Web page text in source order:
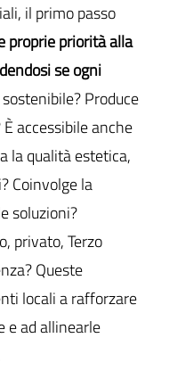
il primo passo
proprie priorità alla
se ogni
Produce
accessibile anche
la qualità estetica,
Coinvolge la
soluzioni?
privato, Terzo
Queste
locali a rafforzare
e ad allinearle